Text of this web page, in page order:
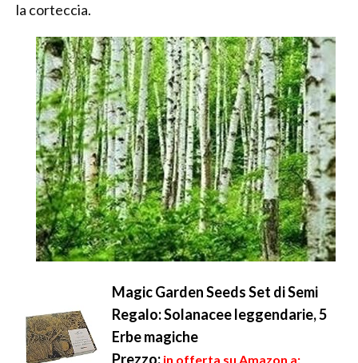
la corteccia.
Magic Garden Seeds Set di Semi
Regalo: Solanacee leggendarie, 5
Erbe magiche
Prezzo: in offerta su Amazon a: